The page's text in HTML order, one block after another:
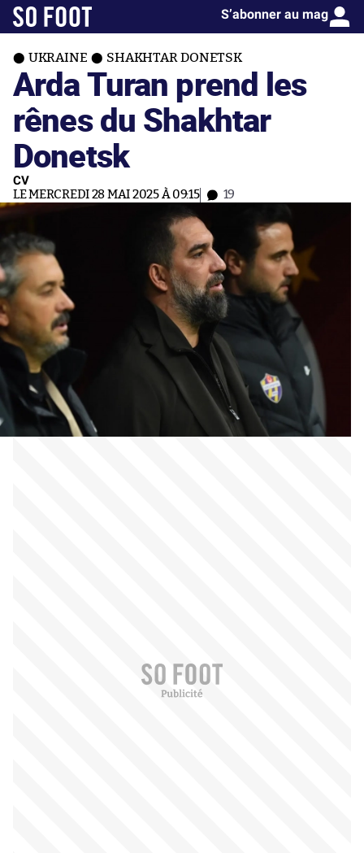
S’abonner au mag
UKRAINE SHAKHTAR DONETSK
Arda Turan prend les
rênes du Shakhtar
Donetsk
CV
LE MERCREDI 28 MAI 2025 À 09:15 19